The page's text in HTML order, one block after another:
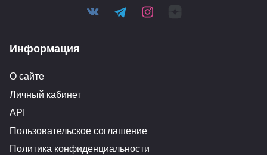
Информация
О сайте
Личный кабинет
API
Пользовательское соглашение
Политика конфиденциальности